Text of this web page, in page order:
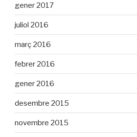
gener 2017
juliol 2016
març 2016
febrer 2016
gener 2016
desembre 2015
novembre 2015